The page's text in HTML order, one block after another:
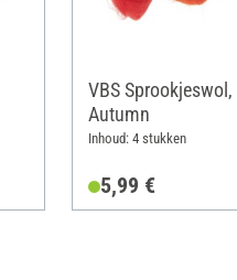
VBS
Autumn
Inhoud: 4 stukken
5,99 €